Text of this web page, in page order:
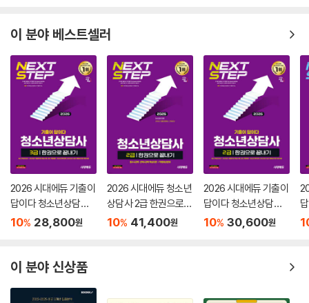
이 분야 베스트셀러
2026 시대에듀 기출이
답이다 청소년상담사 3
급 한권으로 끝내기
10% 28,800원
2026 시대에듀 청소년
상담사 2급 한권으로
끝내기
10% 41,400원
2026 시대에듀 기출이
답이다 청소년상담사 2
급 한권으로 끝내기
10% 30,600원
이 분야 신상품